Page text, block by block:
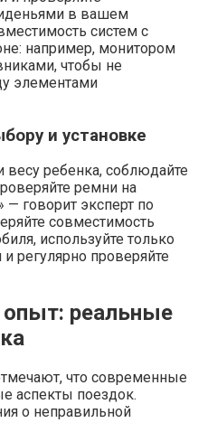
в вашем
систем с
например, монитором
чтобы не
элементами
и установке
весу ребенка, соблюдайте
ремни на
говорит эксперт по
совместимость
используйте только
регулярно проверяйте
опыт: реальные
что современные
аспекты поездок.
о неправильной